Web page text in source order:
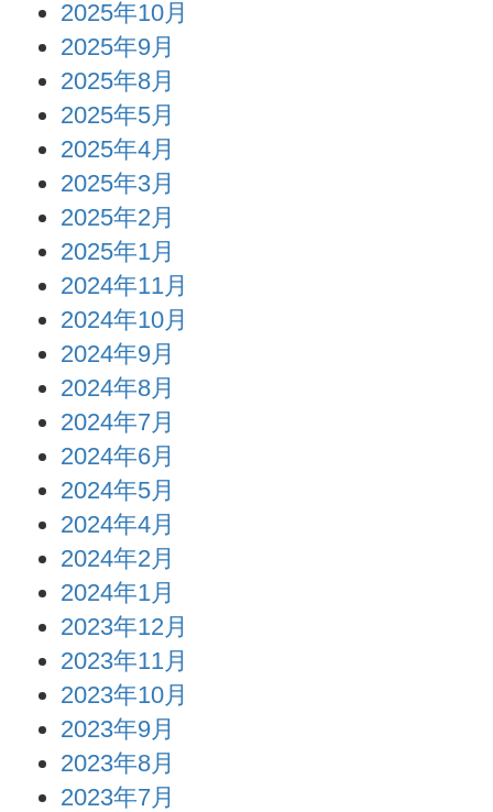
2025年10月
2025年9月
2025年8月
2025年5月
2025年4月
2025年3月
2025年2月
2025年1月
2024年11月
2024年10月
2024年9月
2024年8月
2024年7月
2024年6月
2024年5月
2024年4月
2024年2月
2024年1月
2023年12月
2023年11月
2023年10月
2023年9月
2023年8月
2023年7月